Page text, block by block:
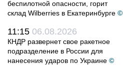
беспилотной опасности, горит
склад Wilberries в Екатеринбурге ©
11:15 06.08.2026
КНДР развернет свое ракетное
подразделение в России для
нанесения ударов по Украине ©